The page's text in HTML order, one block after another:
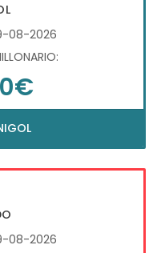
08-2026
08-2026